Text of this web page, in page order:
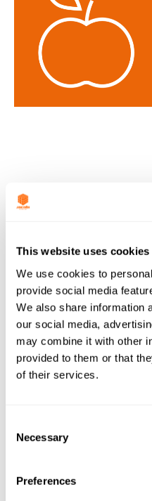
This website uses cookies
We use cookies to
provide social media
We also share information
our social media,
may combine it with other
provided to them or that
of their services.
Selection
Necessary
Preferences
CONTACTEZ-
Remplissez le court
équipe vous contactera.